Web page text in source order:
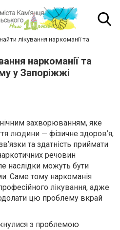
лікування наркоманії та
наркоманії та
у Запоріжжі
захворюванням, яке
людини — фізичне здоров’я,
та здатність приймати
речовин
наслідки можуть бути
Саме тому наркоманія
лікування, адже
цю проблему вкрай
з проблемою